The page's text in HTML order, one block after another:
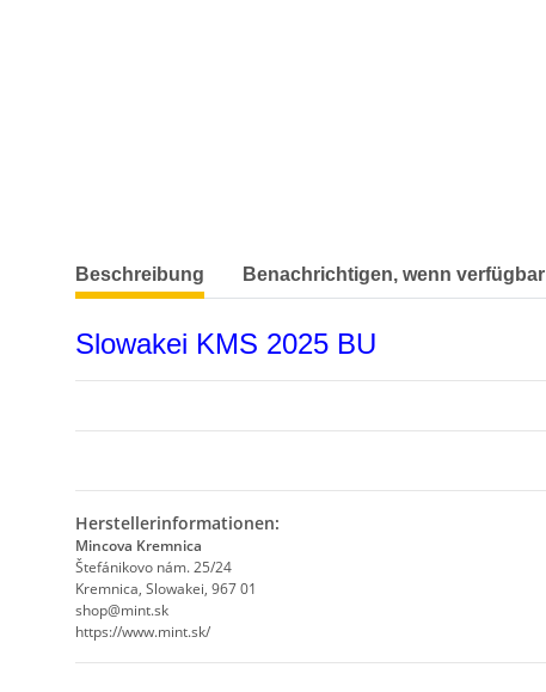
weitere Registerkarten anzeigen
Beschreibung Benachrichtigen, wenn verfügbar
Slowakei KMS 2025 BU
Herstellerinformationen:
Mincova Kremnica
Štefánikovo nám. 25/24
Kremnica, Slowakei, 967 01
shop@mint.sk
https://www.mint.sk/